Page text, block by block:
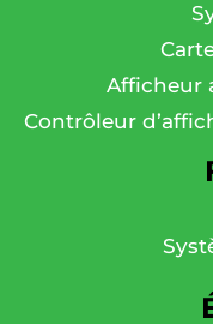
Afficheur
Contrôleur